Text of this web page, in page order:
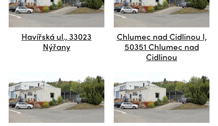
Havířská ul., 33023
Nýřany
Chlumec nad Cidlinou I,
50351 Chlumec nad
Cidlinou